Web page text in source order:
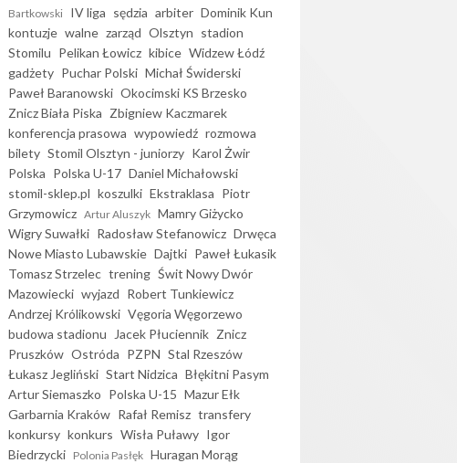
Bartkowski IV liga sędzia arbiter Dominik Kun
kontuzje walne zarząd Olsztyn stadion
Stomilu Pelikan Łowicz kibice Widzew Łódź
gadżety Puchar Polski Michał Świderski
Paweł Baranowski Okocimski KS Brzesko
Znicz Biała Piska Zbigniew Kaczmarek
konferencja prasowa wypowiedź rozmowa
bilety Stomil Olsztyn - juniorzy Karol Żwir
Polska Polska U-17 Daniel Michałowski
stomil-sklep.pl koszulki Ekstraklasa Piotr
Grzymowicz Artur Aluszyk Mamry Giżycko
Wigry Suwałki Radosław Stefanowicz Drwęca
Nowe Miasto Lubawskie Dajtki Paweł Łukasik
Tomasz Strzelec trening Świt Nowy Dwór
Mazowiecki wyjazd Robert Tunkiewicz
Andrzej Królikowski Vęgoria Węgorzewo
budowa stadionu
Jacek Płuciennik Znicz
Pruszków Ostróda PZPN Stal Rzeszów
Łukasz Jegliński Start Nidzica Błękitni Pasym
Artur Siemaszko Polska U-15 Mazur Ełk
Garbarnia Kraków Rafał Remisz transfery
konkursy konkurs Wisła Puławy Igor
Biedrzycki Polonia Pasłęk Huragan Morąg